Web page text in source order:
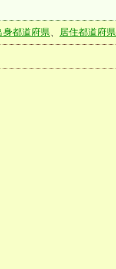
身都道府県 居住都道府県